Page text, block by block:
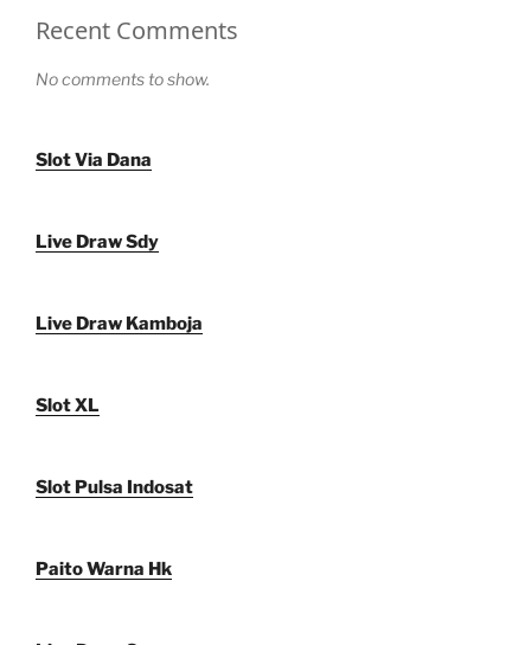
Recent Comments
No comments to show.
Slot Via Dana
Live Draw Sdy
Live Draw Kamboja
Slot XL
Slot Pulsa Indosat
Paito Warna Hk